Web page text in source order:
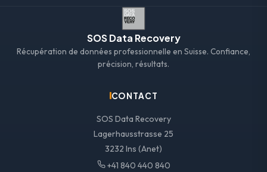
SOS Data Recovery
Récupération de données professionnelle en Suisse. Confiance,
précision, résultats.
CONTACT
SOS Data Recovery
Lagerhausstrasse 25
3232 Ins (Anet)
+41 840 440 840